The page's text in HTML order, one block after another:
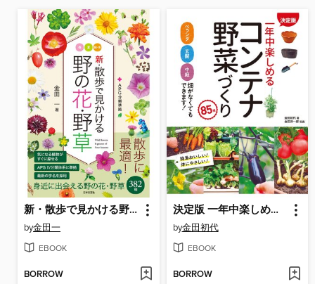
新・散歩で見かける野の花・野草
by金田一
EBOOK
BORROW
決定版 一年中楽しめるコンテナ野菜づくり 85種
by金田初代
EBOOK
BORROW